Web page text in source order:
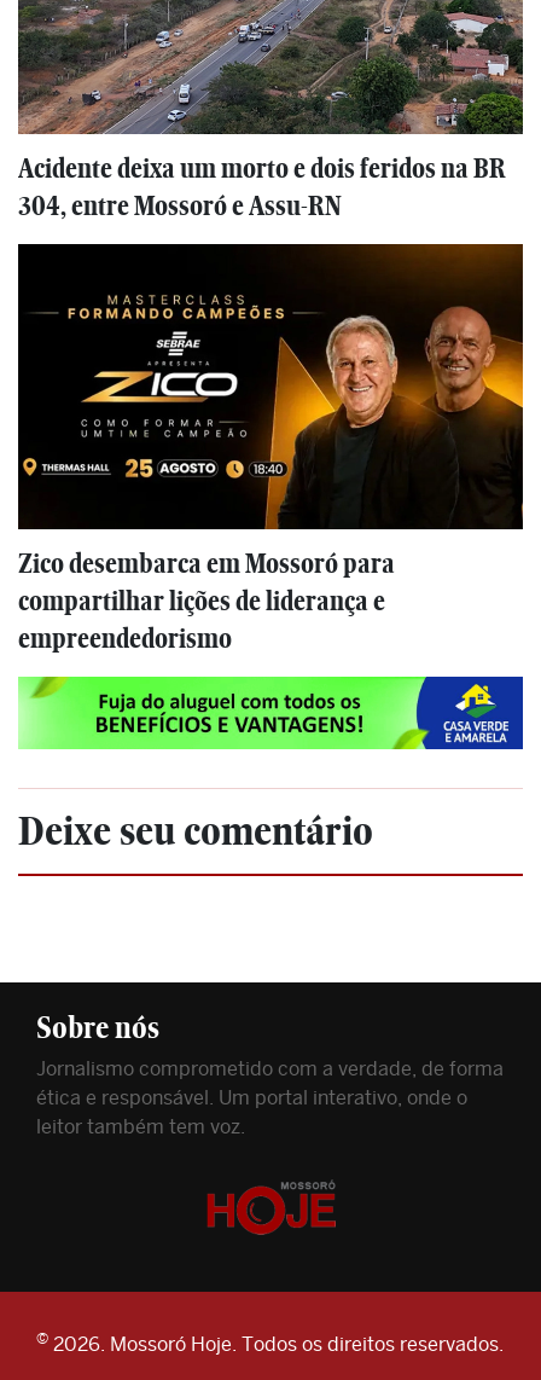
Acidente deixa um morto e dois feridos na BR
304, entre Mossoró e Assu-RN
Zico desembarca em Mossoró para
compartilhar lições de liderança e
empreendedorismo
Deixe seu comentário
Sobre nós
Jornalismo comprometido com a verdade, de forma
ética e responsável. Um portal interativo, onde o
leitor também tem voz.
© 2026. Mossoró Hoje. Todos os direitos reservados.